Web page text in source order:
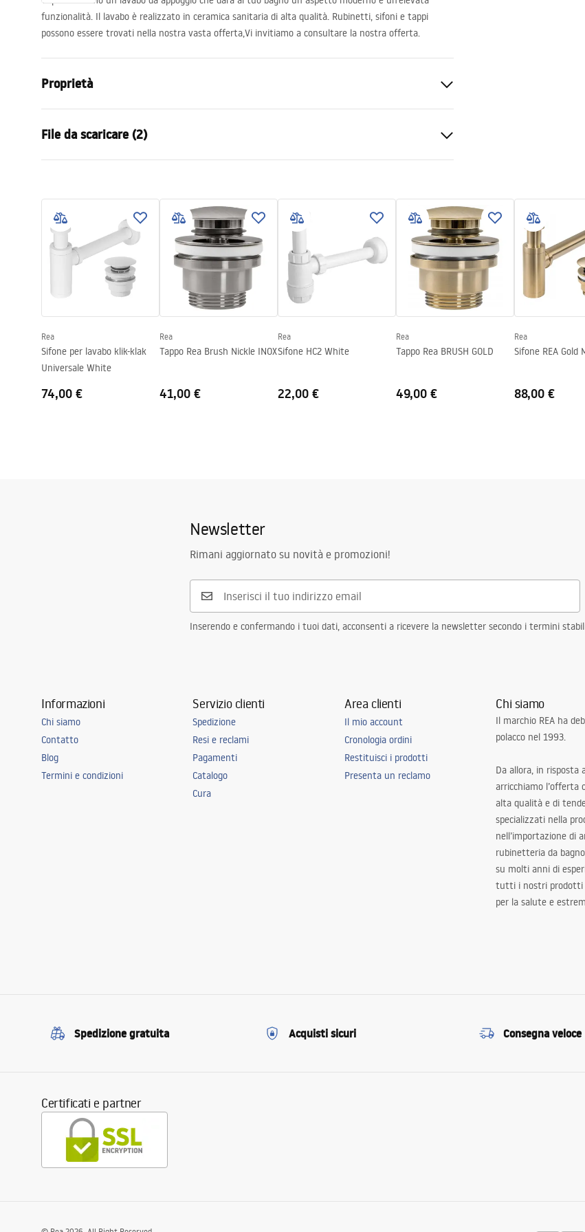
funzionalità. Il lavabo è realizzato in ceramica sanitaria di alta qualità. Rubinetti, sifoni e tappi
possono essere trovati nella nostra vasta offerta,Vi invitiamo a consultare la nostra offerta.
Proprietà
Materiale
Colore
Bianco
Larghezza
mm
Altezza
135
mm
Forma
Rettangolare
Foro rubinetto
SÌ
Foro troppopieno
File da scaricare (2)
Warranty_Terms_and_Conditions_
Basins_-_5.pdf
Rea
Sifone per lavabo klik-klak
Universale White
74,00 €
Rea
Tappo Rea Brush Nickle INOX
41,00 €
Rea
Sifone HC2 White
22,00 €
Rea
Tappo Rea BRUSH GOLD
49,00 €
Rea
Sifone REA Gold
88,00 €
Newsletter
Rimani aggiornato su novità e promozioni!
Inserendo e confermando i tuoi dati, acconsenti a ricevere la newsletter secondo i termini
Informazioni
Chi siamo
Contatto
Blog
Termini e condizioni
Servizio clienti
Spedizione
Resi e reclami
Pagamenti
Catalogo
Cura
Area clienti
Il mio account
Cronologia ordini
Restituisci i prodotti
Presenta un reclamo
Chi siamo
Il marchio REA ha
polacco nel 1993.
Da allora, in risposta
arricchiamo l’offerta
alta qualità e di
specializzati nella
nell’importazione di
rubinetteria da
su molti anni di
tutti i nostri prodotti
per la salute e
Spedizione gratuita Acquisti sicuri Consegna veloce
Certificati e partner